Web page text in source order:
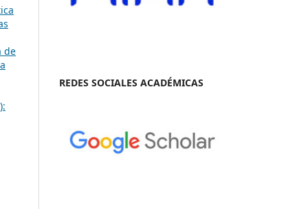
de
REDES SOCIALES ACADÉMICAS